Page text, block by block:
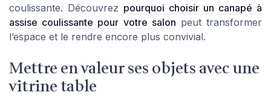
coulissante. Découvrez pourquoi choisir un canapé à
assise coulissante pour votre salon peut transformer
l’espace et le rendre encore plus convivial.
Mettre en valeur ses objets avec une
vitrine table